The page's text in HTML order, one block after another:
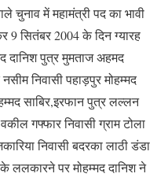
चुनाव में महामंत्री पद का भावी
9 सितंबर 2004 के दिन ग्यारह
दानिश पुत्र मुमताज अहमद
निवासी पहाड़पुर मोहम्मद
साबिर,इरफान पुत्र लल्लन
गफ्फार निवासी ग्राम टोला
निवासी बदरका लाठी डंडा
ललकारने पर मोहम्मद दानिश ने